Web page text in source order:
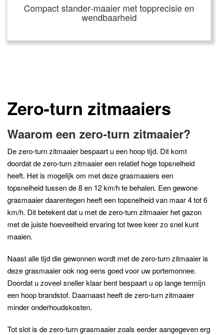
Compact stander‑maaier met topprecisie en
wendbaarheid
Zero-turn zitmaaiers
Waarom een zero-turn zitmaaier?
De zero-turn zitmaaier bespaart u een hoop tijd. Dit komt
doordat de zero-turn zitmaaier een relatief hoge topsnelheid
heeft. Het is mogelijk om met deze grasmaaiers een
topsnelheid tussen de 8 en 12 km/h te behalen. Een gewone
grasmaaier daarentegen heeft een topsnelheid van maar 4 tot 6
km/h. Dit betekent dat u met de zero-turn zitmaaier het gazon
met de juiste hoeveelheid ervaring tot twee keer zo snel kunt
maaien.
Naast alle tijd die gewonnen wordt met de zero-turn zitmaaier is
deze grasmaaier ook nog eens goed voor uw portemonnee.
Doordat u zoveel sneller klaar bent bespaart u op lange termijn
een hoop brandstof. Daarnaast heeft de zero-turn zitmaaier
minder onderhoudskosten.
Tot slot is de zero-turn grasmaaier zoals eerder aangegeven erg